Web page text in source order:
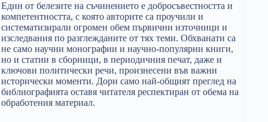
Един от белезите на съчинението е добросъвестността и
компетентността, с която авторите са проучили и
систематизирали огромен обем първични източници и
изследвания по разглежданите от тях теми. Обхванати са
не само научни монографии и научно-популярни книги,
но и статии в сборници, в периодичния печат, даже и
ключови политически речи, произнесени във важни
исторически моменти. Дори само най-общият преглед на
библиографията оставя читателя респектиран от обема на
обработения материал.